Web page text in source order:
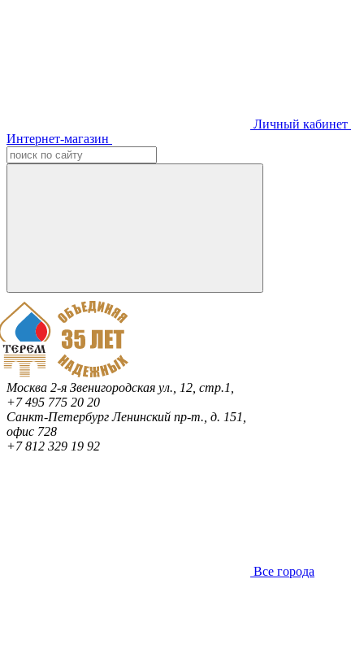
Личный кабинет
Интернет-магазин
Москва 2-я Звенигородская ул., 12, стр.1,
+7 495 775 20 20
Санкт-ПетербургЛенинский пр-т., д. 151,
офис 728
+7 812 329 19 92
Все города